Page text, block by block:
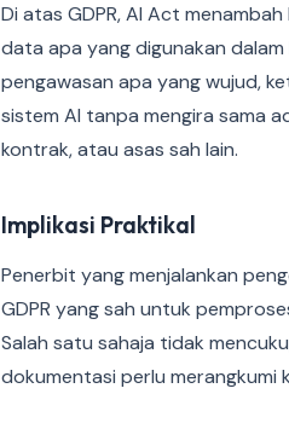
Di atas GDPR, AI Act
data apa yang digunakan
pengawasan apa yang wujud,
sistem AI tanpa mengira sama
kontrak, atau asas sah lain.
Implikasi Praktikal
Penerbit yang menjalankan
GDPR yang sah untuk
Salah satu sahaja tidak
dokumentasi perlu merangkumi